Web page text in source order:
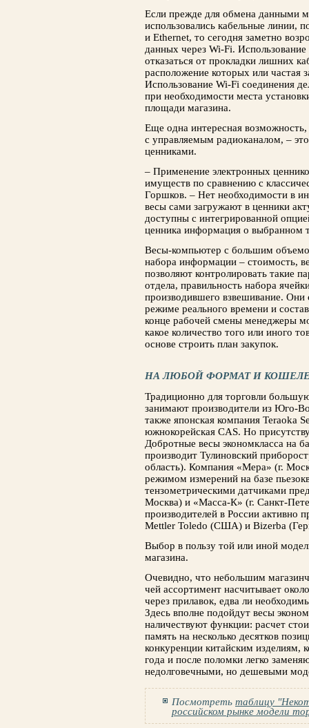
Если прежде для обмена данными
использовались кабельные линии,
и Ethernet, то сегодня заметно
данных через Wi-Fi.
отказаться от про­кладки лишних
расположение которых или частая
Использование Wi-Fi соединения
при необходимости места
площади магазина.
Еще одна интересная
с управляемым радиоканалом, –
ценниками.
– Применение электронных
имуществ по сравнению с
Горш­ков. – Нет необходимости в
весы сами загружают в ценники
доступны с интегри­рованной
ценника информация о выбран­ном
Весы-компьютер с большим
набора ин­формации – стоимость,
позволяют контролировать такие
отдела, правильность набора
производившего взвешивание.
режиме реального времени и
конце рабочей смены менеджеры
какое количество того или иного
основе строить план закупок.
НА ЛЮБОЙ ФОРМАТ И
Традиционно для торговли
за­нимают производители из Юго-
также японская компания Teraoka
южнокорейская CAS. Но
Добротные весы экономкласса на
производит Тулиновский
область). Компания «Мера» (г.
режимом измерений на базе
тензометрическими датчиками
Москва) и «Масса-К» (г. Санкт-
производителей в Рос­сии активно
Mettler Toledo (США) и Bizerba
Выбор в пользу той или иной
ма­газина.
Очевидно, что небольшим
чей ассортимент насчитывает
через прилавок, едва ли
Здесь вполне подойдут весы
нали­чествуют функции: расчет
память на несколько десятков
конкуренции китайским изделиям,
года и после поломки легко
недолговечными, но дешевыми
Посмотреть таблицу
российском рынке модели